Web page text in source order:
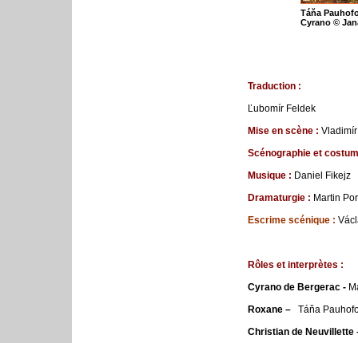
Táňa
Cyrano ©
Traduction :
Ľubomír Feldek
Mise en scène :
Scénographie et
Musique : Daniel Fikejz
Dramaturgie : Martin
Escrime scénique :
Rôles et interprètes :
Cyrano de Bergerac -
Roxane –
Táňa
Christian de